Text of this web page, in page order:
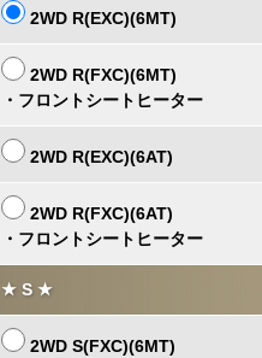
2WD R(EXC)(6MT)
2WD R(FXC)(6MT)
・フロントシートヒーター
2WD R(EXC)(6AT)
2WD R(FXC)(6AT)
・フロントシートヒーター
★ S ★
2WD S(FXC)(6MT)